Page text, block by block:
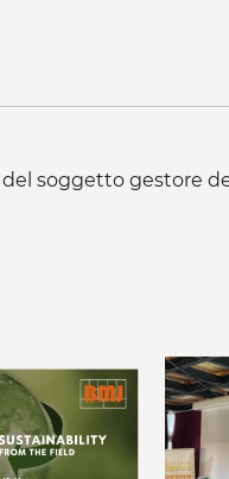
soggetto gestore